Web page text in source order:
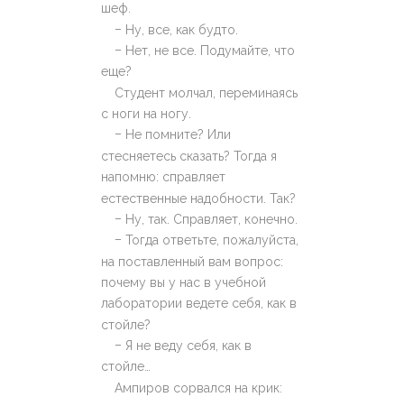
шеф.
– Ну, все, как будто.
– Нет, не все. Подумайте, что
еще?
Студент молчал, переминаясь
с ноги на ногу.
– Не помните? Или
стесняетесь сказать? Тогда я
напомню: справляет
естественные надобности. Так?
– Ну, так. Справляет, конечно.
– Тогда ответьте, пожалуйста,
на поставленный вам вопрос:
почему вы у нас в учебной
лаборатории ведете себя, как в
стойле?
– Я не веду себя, как в
стойле…
Ампиров сорвался на крик: